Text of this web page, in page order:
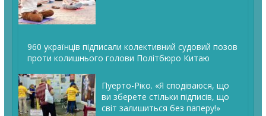
960 українців підписали колективний судовий позов
проти колишнього голови Політбюро Китаю
Пуерто-Ріко. «Я сподіваюся, що
ви зберете стільки підписів, що
світ залишиться без паперу!»